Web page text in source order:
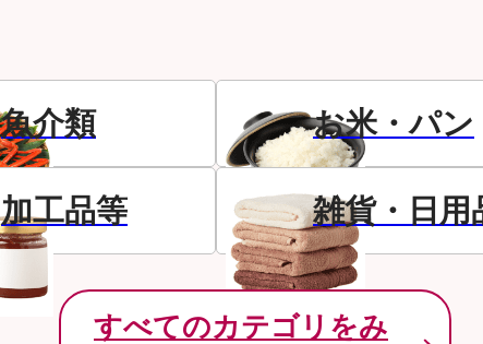
魚介類 お米・パン
加工品等 雑貨・日用
すべてのカテゴリをみ